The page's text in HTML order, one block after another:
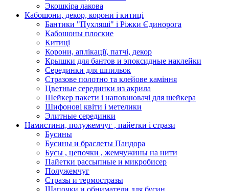
Экошкiра лакова
Кабошони, декор, корони і китиці
Бантики "Пухляші" і Ріжки Єдинорога
Кабошоны плоские
Китиці
Корони, аплікації, патчі, декор
Крышки для бантов и эпоксидные наклейки
Серединки для шпильок
Стразове полотно та клейове каміння
Цветные серединки из акрила
Шейкер пакети і наповнювачі для шейкера
Шифонові квіти і метелики
Элитные серединки
Намистини, полужемчуг , пайетки і стрази
Бусины
Бусины и браслеты Пандора
Бусы , цепочки , жемчужины на нити
Пайетки рассыпные и микробисер
Полужемчуг
Стразы и термостразы
Шапочки и обниматели для бусин